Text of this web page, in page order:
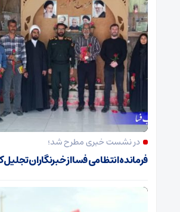
در نشست خبری مطرح شد؛
فرمانده انتظامی فسا از خبرنگاران تجلیل